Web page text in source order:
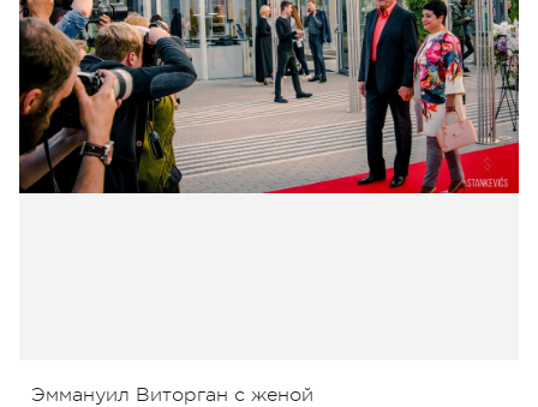
Эммануил Виторган с женой